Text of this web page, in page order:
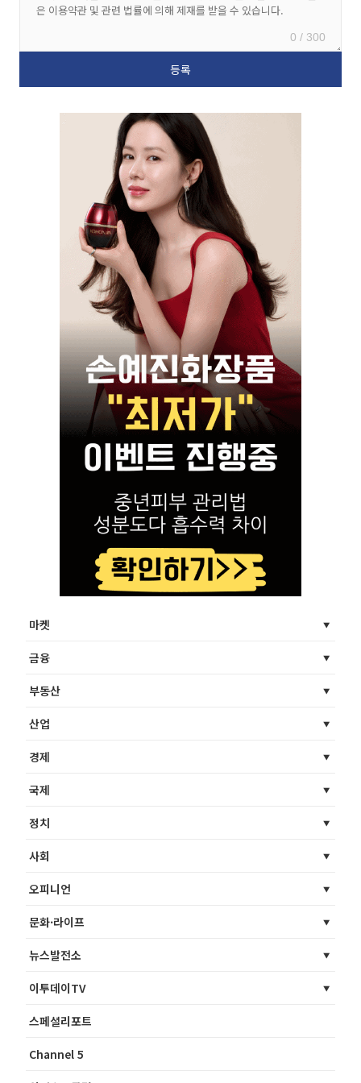
0 / 300
마켓
금융
부동산
산업
경제
국제
정치
사회
오피니언
문화·라이프
뉴스발전소
이투데이TV
스페셜리포트
Channel 5